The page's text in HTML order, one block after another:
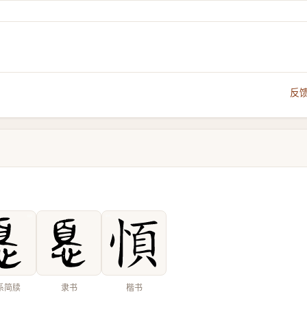
反
简牍 隶书 楷书